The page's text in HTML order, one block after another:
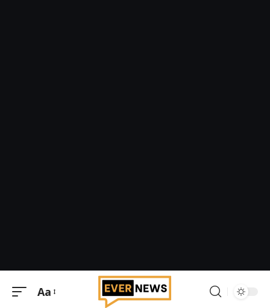
Μεγέθυνση
Aa